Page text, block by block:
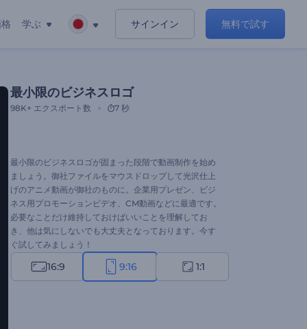
学ぶ サインイン 無料で試す
最小限のビジネスロゴ
98K+ エクスポート数 7 秒
最小限のビジネスロゴが固まった段階で動画制作を始め
ましょう。御社ファイルをマウスドロップして光沢仕上
げのアニメ動画が御社のものに。企業用プレゼン、ビジ
ネス用プロモーションビデオ、CM動画などに最適です。
必要なことだけ維持しておけばいいことを理解してお
き、他は気にしないでも大丈夫となっております。今す
ぐ試してみましょう！
16:9 9:16 1:1